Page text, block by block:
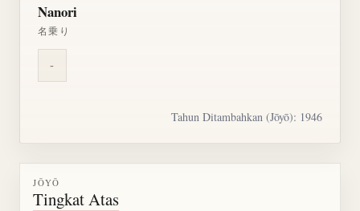
Nanori
名乗り
-
Tahun Ditambahkan (Jōyō): 1946
JŌYŌ
Tingkat Atas